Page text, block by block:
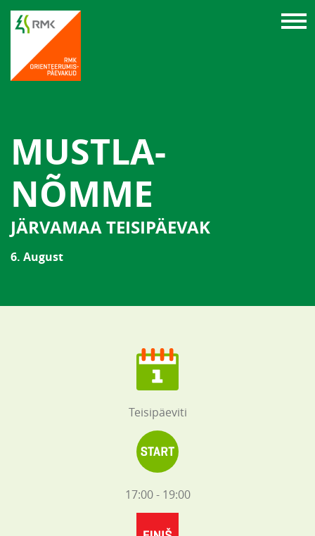
MUSTLA-
NÕMME
JÄRVAMAA TEISIPÄEVAK
6. August
Teisipäeviti
17:00 - 19:00